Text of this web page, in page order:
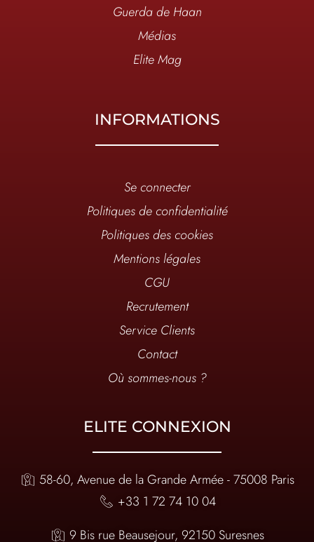
Guerda de Haan
Médias
Elite Mag
INFORMATIONS
Se connecter
Politiques de confidentialité
Politiques des cookies
Mentions légales
CGU
Recrutement
Service Clients
Contact
Où sommes-nous ?
ELITE CONNEXION
58-60, Avenue de la Grande Armée - 75008 Paris
+33 1 72 74 10 04
9 Bis rue Beausejour, 92150 Suresnes